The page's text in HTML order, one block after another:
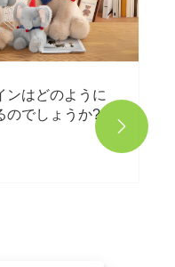
ンはどのように
のでしょうか?
